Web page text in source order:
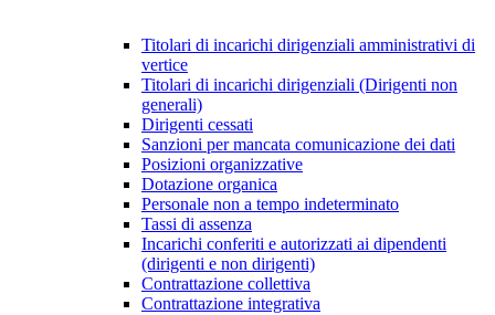
Titolari di incarichi dirigenziali amministrativi di
vertice
Titolari di incarichi dirigenziali (Dirigenti non
generali)
Dirigenti cessati
Sanzioni per mancata comunicazione dei dati
Posizioni organizzative
Dotazione organica
Personale non a tempo indeterminato
Tassi di assenza
Incarichi conferiti e autorizzati ai dipendenti
(dirigenti e non dirigenti)
Contrattazione collettiva
Contrattazione integrativa